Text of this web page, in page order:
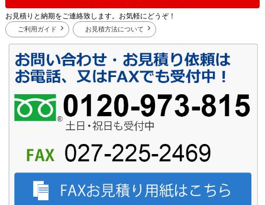
お見積りと納期をご連絡致します。お気軽にどうぞ！
ご利用ガイド お見積方法について